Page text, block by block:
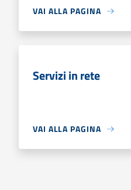
VAI ALLA PAGINA
Servizi in rete
VAI ALLA PAGINA